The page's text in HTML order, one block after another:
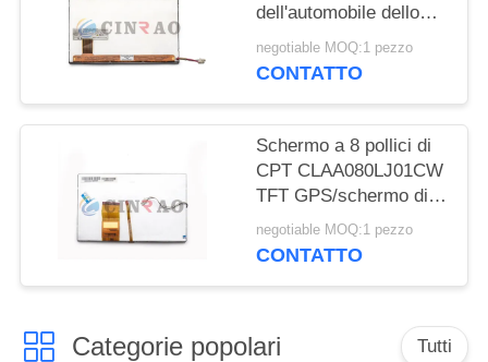
dell'automobile dello
schermo T-
51811GL070H-FW-
negotiable MOQ:1 pezzo
CONTATTO
Schermo a 8 pollici di
CPT CLAA080LJ01CW
TFT GPS/schermo di
navigazione per
l'automobile
negotiable MOQ:1 pezzo
CONTATTO
Categorie popolari Tutti